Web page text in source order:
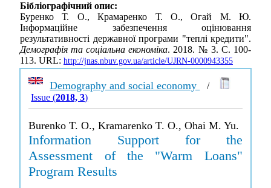
Бібліографічний опис:
Буренко Т. О., Крамаренко Т. О., Огай М. Ю.
Інформаційне забезпечення оцінювання
результативності державної програми "теплі кредити".
Демографія та соціальна економіка. 2018. № 3. С. 100-
113. URL: http://jnas.nbuv.gov.ua/article/UJRN-0000943355
Demography and social economy
/
Issue (2018, 3)
Burenko T. O., Kramarenko T. O., Ohai M. Yu.
Information Support for the
Assessment of the "Warm Loans"
Program Results